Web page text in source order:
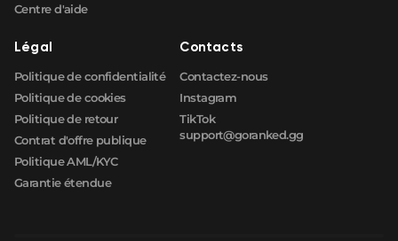
Centre d'aide
Légal
Politique de confidentialité
Politique de cookies
Politique de retour
Contrat d'offre publique
Politique AML/KYC
Garantie étendue
Contacts
Contactez-nous
Instagram
TikTok
support@goranked.gg